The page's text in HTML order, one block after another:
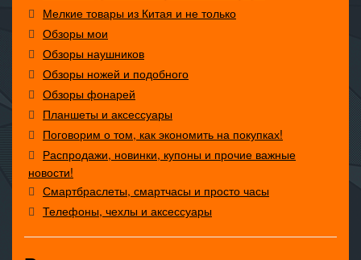
Мелкие товары из Китая и не только
Обзоры мои
Обзоры наушников
Обзоры ножей и подобного
Обзоры фонарей
Планшеты и аксессуары
Поговорим о том, как экономить на покупках!
Распродажи, новинки, купоны и прочие важные
новости!
Смартбраслеты, смартчасы и просто часы
Телефоны, чехлы и аксессуары